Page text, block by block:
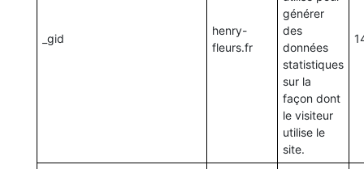
_gid
henry-
fleurs.fr
générer
des
données
statistiques
sur la
façon dont
le visiteur
utilise le
site.